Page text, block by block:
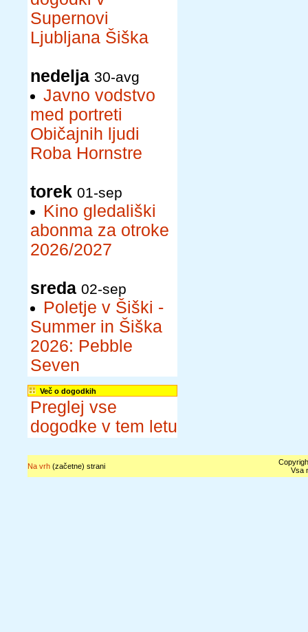
Supernovi
Ljubljana Šiška
nedelja 30-avg
Javno vodstvo
med portreti
Običajnih ljudi
Roba Hornstre
torek 01-sep
Kino gledališki
abonma za otroke
2026/2027
sreda 02-sep
Poletje v Šiški -
Summer in Šiška
2026: Pebble
Seven
Več o dogodkih
Preglej vse
dogodke v tem letu
Na vrh(začetne) strani
Vsa